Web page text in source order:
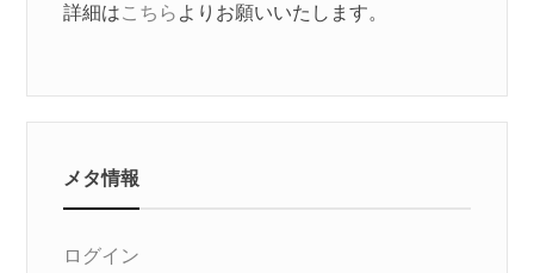
詳細はこちら よりお願いいたします。
メタ情報
ログイン